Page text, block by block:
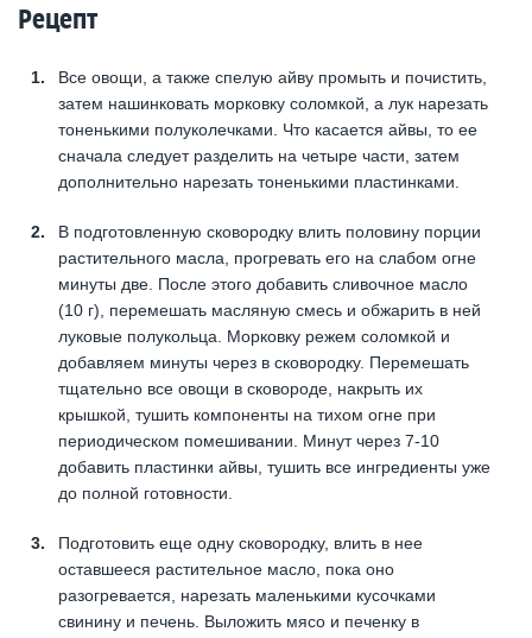
Рецепт
Все овощи, а также спелую айву промыть и почистить,
затем нашинковать морковку соломкой, а лук нарезать
тоненькими полуколечками. Что касается айвы, то ее
сначала следует разделить на четыре части, затем
дополнительно нарезать тоненькими пластинками.
В подготовленную сковородку влить половину порции
растительного масла, прогревать его на слабом огне
минуты две. После этого добавить сливочное масло
(10 г), перемешать масляную смесь и обжарить в ней
луковые полукольца. Морковку режем соломкой и
добавляем минуты через в сковородку. Перемешать
тщательно все овощи в сковороде, накрыть их
крышкой, тушить компоненты на тихом огне при
периодическом помешивании. Минут через 7-10
добавить пластинки айвы, тушить все ингредиенты уже
до полной готовности.
Подготовить еще одну сковородку, влить в нее
оставшееся растительное масло, пока оно
разогревается, нарезать маленькими кусочками
свинину и печень. Выложить мясо и печенку в